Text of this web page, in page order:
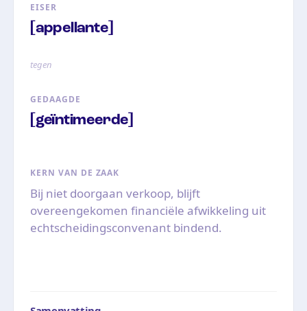
EISER
[appellante]
tegen
GEDAAGDE
[geïntimeerde]
KERN VAN DE ZAAK
Bij niet doorgaan verkoop, blijft
overeengekomen financiële afwikkeling uit
echtscheidingsconvenant bindend.